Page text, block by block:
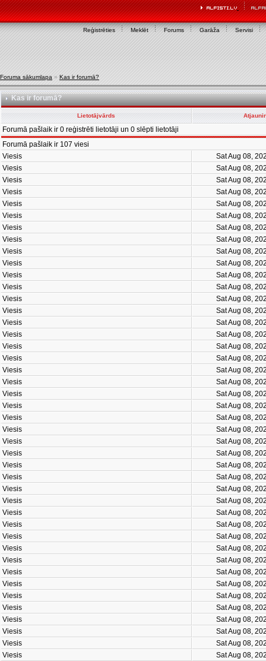
Reģistrēties Meklēt Forums Garāža Servisi
Foruma sākumlapa » Kas ir forumā?
Kas ir forumā?
Lietotājvārds
Forumā pašlaik ir 0 reģistrēti lietotāji un 0 slēpti lietotāji
Forumā pašlaik ir 107 viesi
Viesis
Sat Aug 08,
Viesis
Sat Aug 08,
Viesis
Sat Aug 08,
Viesis
Sat Aug 08,
Viesis
Sat Aug 08,
Viesis
Sat Aug 08,
Viesis
Sat Aug 08,
Viesis
Sat Aug 08,
Viesis
Sat Aug 08,
Viesis
Sat Aug 08,
Viesis
Sat Aug 08,
Viesis
Sat Aug 08,
Viesis
Sat Aug 08,
Viesis
Sat Aug 08,
Viesis
Sat Aug 08,
Viesis
Sat Aug 08,
Viesis
Sat Aug 08,
Viesis
Sat Aug 08,
Viesis
Sat Aug 08,
Viesis
Sat Aug 08,
Viesis
Sat Aug 08,
Viesis
Sat Aug 08,
Viesis
Sat Aug 08,
Viesis
Sat Aug 08,
Viesis
Sat Aug 08,
Viesis
Sat Aug 08,
Viesis
Sat Aug 08,
Viesis
Sat Aug 08,
Viesis
Sat Aug 08,
Viesis
Sat Aug 08,
Viesis
Sat Aug 08,
Viesis
Sat Aug 08,
Viesis
Sat Aug 08,
Viesis
Sat Aug 08,
Viesis
Sat Aug 08,
Viesis
Sat Aug 08,
Viesis
Sat Aug 08,
Viesis
Sat Aug 08,
Viesis
Sat Aug 08,
Viesis
Sat Aug 08,
Viesis
Sat Aug 08,
Viesis
Sat Aug 08,
Viesis
Sat Aug 08,